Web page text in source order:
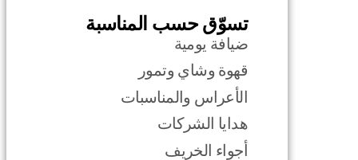
تسوّق حسب المناسبة
ضيافة يومية
قهوة وشاي وتمور
الأعراس والمناسبات
هدايا الشركات
أجواء الخريف